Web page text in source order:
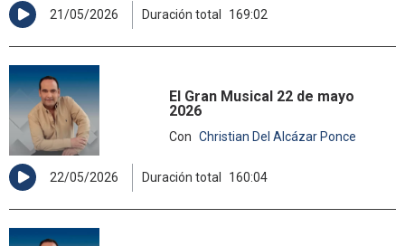
21/05/2026 Duración total 169:02
El Gran Musical 22 de mayo
2026
Con Christian Del Alcázar Ponce
22/05/2026 Duración total 160:04